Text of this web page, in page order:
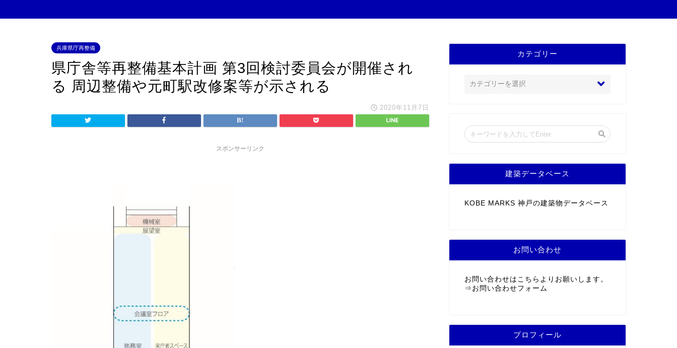
兵庫県庁再整備
県庁舎等再整備基本計画 第3回検討委員会が開催され
る 周辺整備や元町駅改修案等が示される
2020年11月7日
スポンサーリンク
カテゴリー
建築データベース
KOBE MARKS 神戸の建築物データベース
お問い合わせ
お問い合わせはこちらよりお願いします。
⇒ お問い合わせフォーム
プロフィール